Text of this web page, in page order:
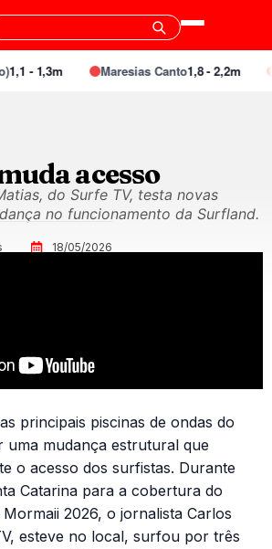
- 1,3m Maresias Canto1,8 - 2,2m
acesso
do Surfe TV, testa novas
no funcionamento da Surfland.
18/05/2026
principais piscinas de ondas do
uma mudança estrutural que
o acesso dos surfistas. Durante
Catarina para a cobertura do
2026, o jornalista Carlos
esteve no local, surfou por três